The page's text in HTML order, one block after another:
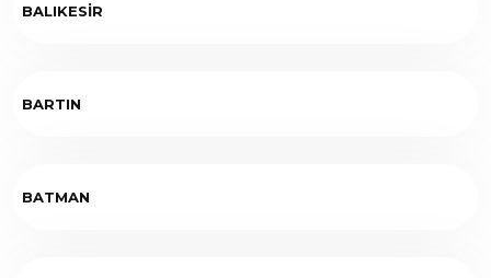
BALIKESİR
BARTIN
BATMAN